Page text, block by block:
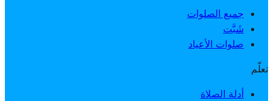
جميع الصلوات
شَبَّت
صلوات الأعياد
تعلّم
أدلة الصلاة